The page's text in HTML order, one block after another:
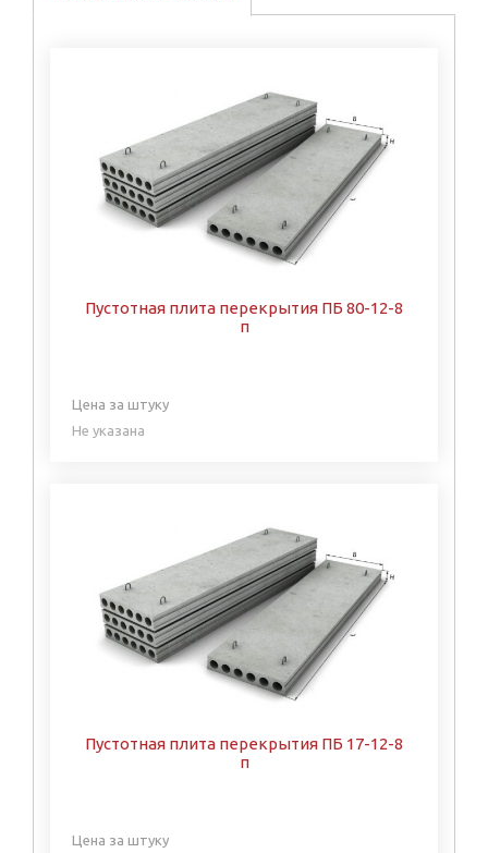
Пустотная плита перекрытия ПБ 80-12-8
п
Цена за штуку
Не указана
Пустотная плита перекрытия ПБ 17-12-8
п
Цена за штуку